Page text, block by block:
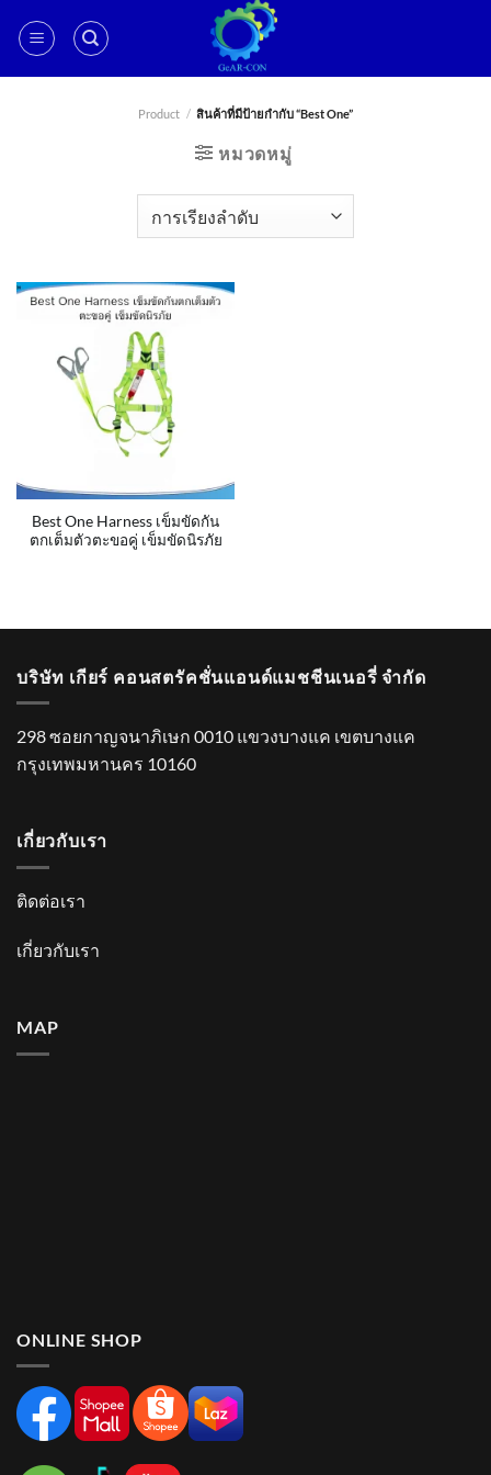
Product / สินค้าที่มีป้ายกำกับ “Best One”
หมวดหมู่
Best One Harness เข็มขัดกัน
ตกเต็มตัวตะขอคู่ เข็มขัดนิรภัย
บริษัท เกียร์ คอนสตรัคชั่นแอนด์แมชชีนเนอรี่ จำกัด
298 ซอยกาญจนาภิเษก 0010 แขวงบางแค เขตบางแค
กรุงเทพมหานคร 10160
เกี่ยวกับเรา
ติดต่อเรา
เกี่ยวกับเรา
MAP
ONLINE SHOP